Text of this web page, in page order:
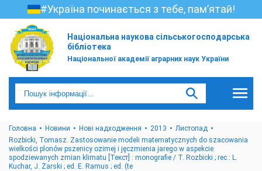
#Україна починається з тебе, пам’ятай!
Національна наукова сільськогосподарська
бібліотека
Національної академії аграрних наук України
Головна Новини Нові надходження 2013
Листопад
Rozbicki, Tomasz. Zastosowanie modeli matematycznych do szacowania
wielkości plonów pszenicy ozimej i jęczmienia jarego w aspekcie
spodziewanych zmian klimatu [Текст] : monografie / T. Rozbicki ; rec.: L.
Kuchar, J. Żarski ; ed. E. Ramus ; ed. (te